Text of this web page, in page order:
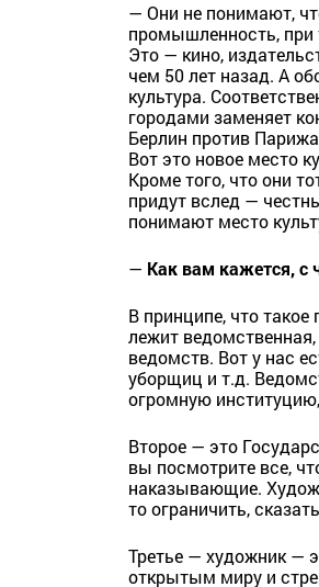
— Они не понимают,
промышленность, при
Это — кино,
чем 50 лет назад. А
культура.
городами заменяет
Берлин против
Вот это новое место
Кроме того, что они
придут вслед —
понимают место
— Как вам кажется, с
В принципе, что
лежит
ведомств. Вот у нас
уборщиц и т.д.
огромную
Второе — это
вы посмотрите все,
наказывающие.
то ограничить,
Третье — художник —
открытым миру и